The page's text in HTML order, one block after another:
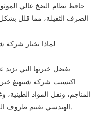
حافظ نظام الضخ عالي
الصرف الثقيلة، مما قلل
لماذا تختار شركة
اكتسبت شركة شينهنغ
المناجم، ونقل المواد
الهندسي تقييم ظروف الموقع بسرعة واقتراح حلول الضخ الأنسب.